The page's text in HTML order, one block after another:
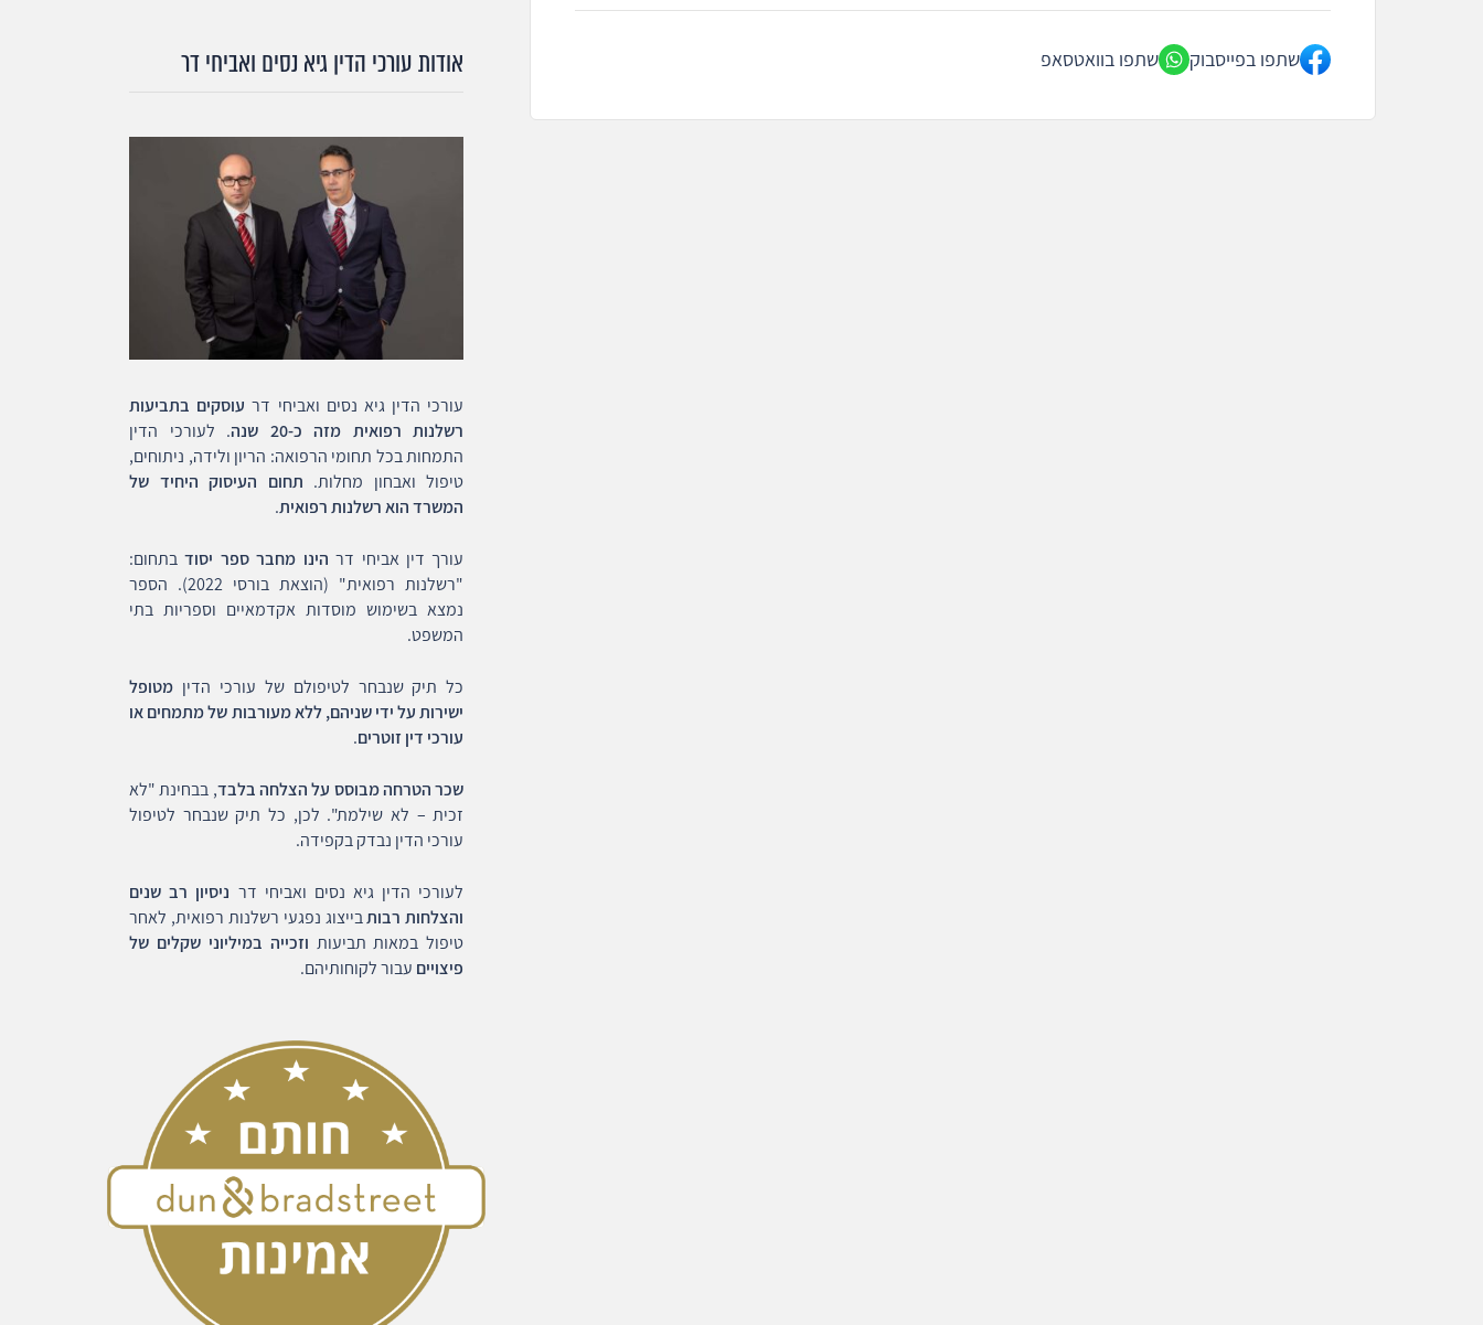
שתפו בפייסבוק שתפו בוואטסאפ אודות עורכי הדין גיא נסים ואביחי דר
עורכי הדין גיא נסים ואביחי דר עוסקים בתביעות
רשלנות רפואית מזה כ-20 שנה
. לעורכי הדין
התמחות בכל תחומי הרפואה: הריון ולידה, ניתוחים,
טיפול ואבחון מחלות. תחום העיסוק היחיד של
המשרד הוא רשלנות רפואית.
עורך דין אביחי דר הינו מחבר ספר יסודבתחום:
"רשלנות רפואית" (הוצאת בורסי 2022). הספר
נמצא בשימוש מוסדות אקדמאיים וספריות בתי
המשפט.
כל תיק שנבחר לטיפולם של עורכי הדין מטופל
ישירות על ידי שניהם, ללא מעורבות של מתמחים או
עורכי דין זוטרים.
שכר הטרחה מבוסס על הצלחה בלבד, בבחינת "לא
זכית – לא שילמת". לכן, כל תיק שנבחר לטיפול
עורכי הדין נבדק בקפידה.
לעורכי הדין גיא נסים ואביחי דר ניסיון רב שנים
והצלחות רבותבייצוג נפגעי רשלנות רפואית, לאחר
טיפול במאות תביעות וזכייה במיליוני שקלים של
פיצויים עבור לקוחותיהם.